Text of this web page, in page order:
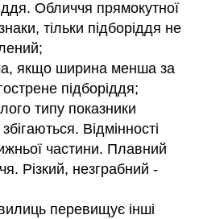
Обличчя прямокутної
тільки підборіддя не
якщо ширина менша за
підборіддя;
типу показники
Відмінності
частини. Плавний
Різкий, незграбний -
перевищує інші